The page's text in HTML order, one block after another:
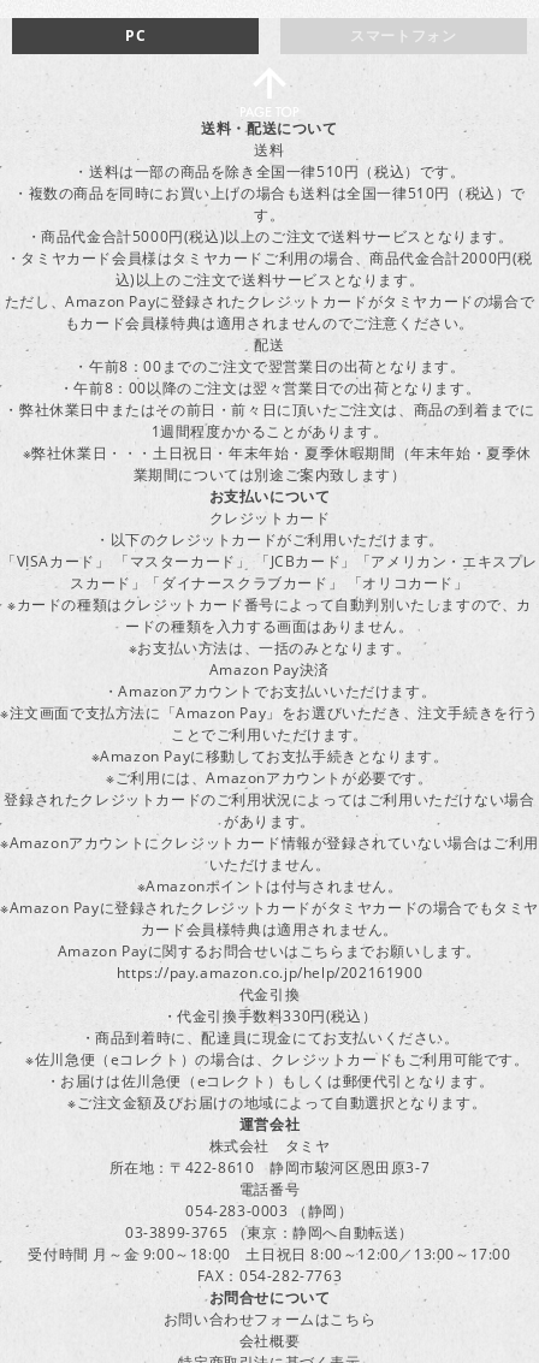
スマートフォン
PC
送料・配送について
送料
・送料は一部の商品を除き全国一律510円（税込）です。
・複数の商品を同時にお買い上げの場合も送料は全国一律510円（税込）で
す。
・商品代金合計5000円(税込)以上のご注文で送料サービスとなります。
・タミヤカード会員様はタミヤカードご利用の場合、商品代金合計2000円(税
込)以上のご注文で送料サービスとなります。
ただし、Amazon Payに登録されたクレジットカードがタミヤカードの場合で
もカード会員様特典は適用されませんのでご注意ください。
配送
・午前8：00までのご注文で翌営業日の出荷となります。
・午前8：00以降のご注文は翌々営業日での出荷となります。
・弊社休業日中またはその前日・前々日に頂いたご注文は、商品の到着までに
1週間程度かかることがあります。
※弊社休業日・・・土日祝日・年末年始・夏季休暇期間（年末年始・夏季休
業期間については別途ご案内致します）
お支払いについて
クレジットカード
・以下のクレジットカードがご利用いただけます。
「VISAカード」 「マスターカード」 「JCBカード」「アメリカン・エキスプレ
スカード」「ダイナースクラブカード」 「オリコカード」
※カードの種類はクレジットカード番号によって自動判別いたしますので、カ
ードの種類を入力する画面はありません。
※お支払い方法は、一括のみとなります。
Amazon Pay決済
・Amazonアカウントでお支払いいただけます。
※注文画面で支払方法に「Amazon Pay」をお選びいただき、注文手続きを行う
ことでご利用いただけます。
※Amazon Payに移動してお支払手続きとなります。
※ご利用には、Amazonアカウントが必要です。
登録されたクレジットカードのご利用状況によってはご利用いただけない場合
があります。
※Amazonアカウントにクレジットカード情報が登録されていない場合はご利用
いただけません。
※Amazonポイントは付与されません。
※Amazon Payに登録されたクレジットカードがタミヤカードの場合でもタミヤ
カード会員様特典は適用されません。
Amazon Payに関するお問合せいはこちらまでお願いします。
https://pay.amazon.co.jp/help/202161900
代金引換
・代金引換手数料330円(税込）
・商品到着時に、配達員に現金にてお支払いください。
※佐川急便（eコレクト）の場合は、クレジットカードもご利用可能です。
・お届けは佐川急便（eコレクト）もしくは郵便代引となります。
※ご注文金額及びお届けの地域によって自動選択となります。
運営会社
株式会社 タミヤ
所在地：〒422-8610 静岡市駿河区恩田原3-7
電話番号
054-283-0003 （静岡）
03-3899-3765 （東京：静岡へ自動転送）
受付時間 月～金 9:00～18:00 土日祝日 8:00～12:00／13:00～17:00
FAX：054-282-7763
お問合せについて
お問い合わせフォームはこちら
会社概要